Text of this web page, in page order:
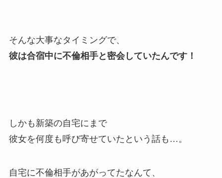
そんな大事なタイミングで、
彼は合宿中に不倫相手と密会していたんです！
しかも新築の自宅にまで
彼女を何度も呼び寄せていたという話も…。
自宅に不倫相手があがってたなんて、